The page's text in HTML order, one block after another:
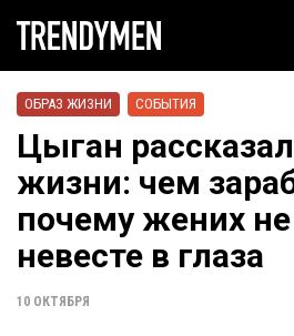
ОБРАЗ ЖИЗНИ СОБЫТИЯ
Цыган
жизни: чем
почему жених
невесте в глаза
10 ОКТЯБРЯ